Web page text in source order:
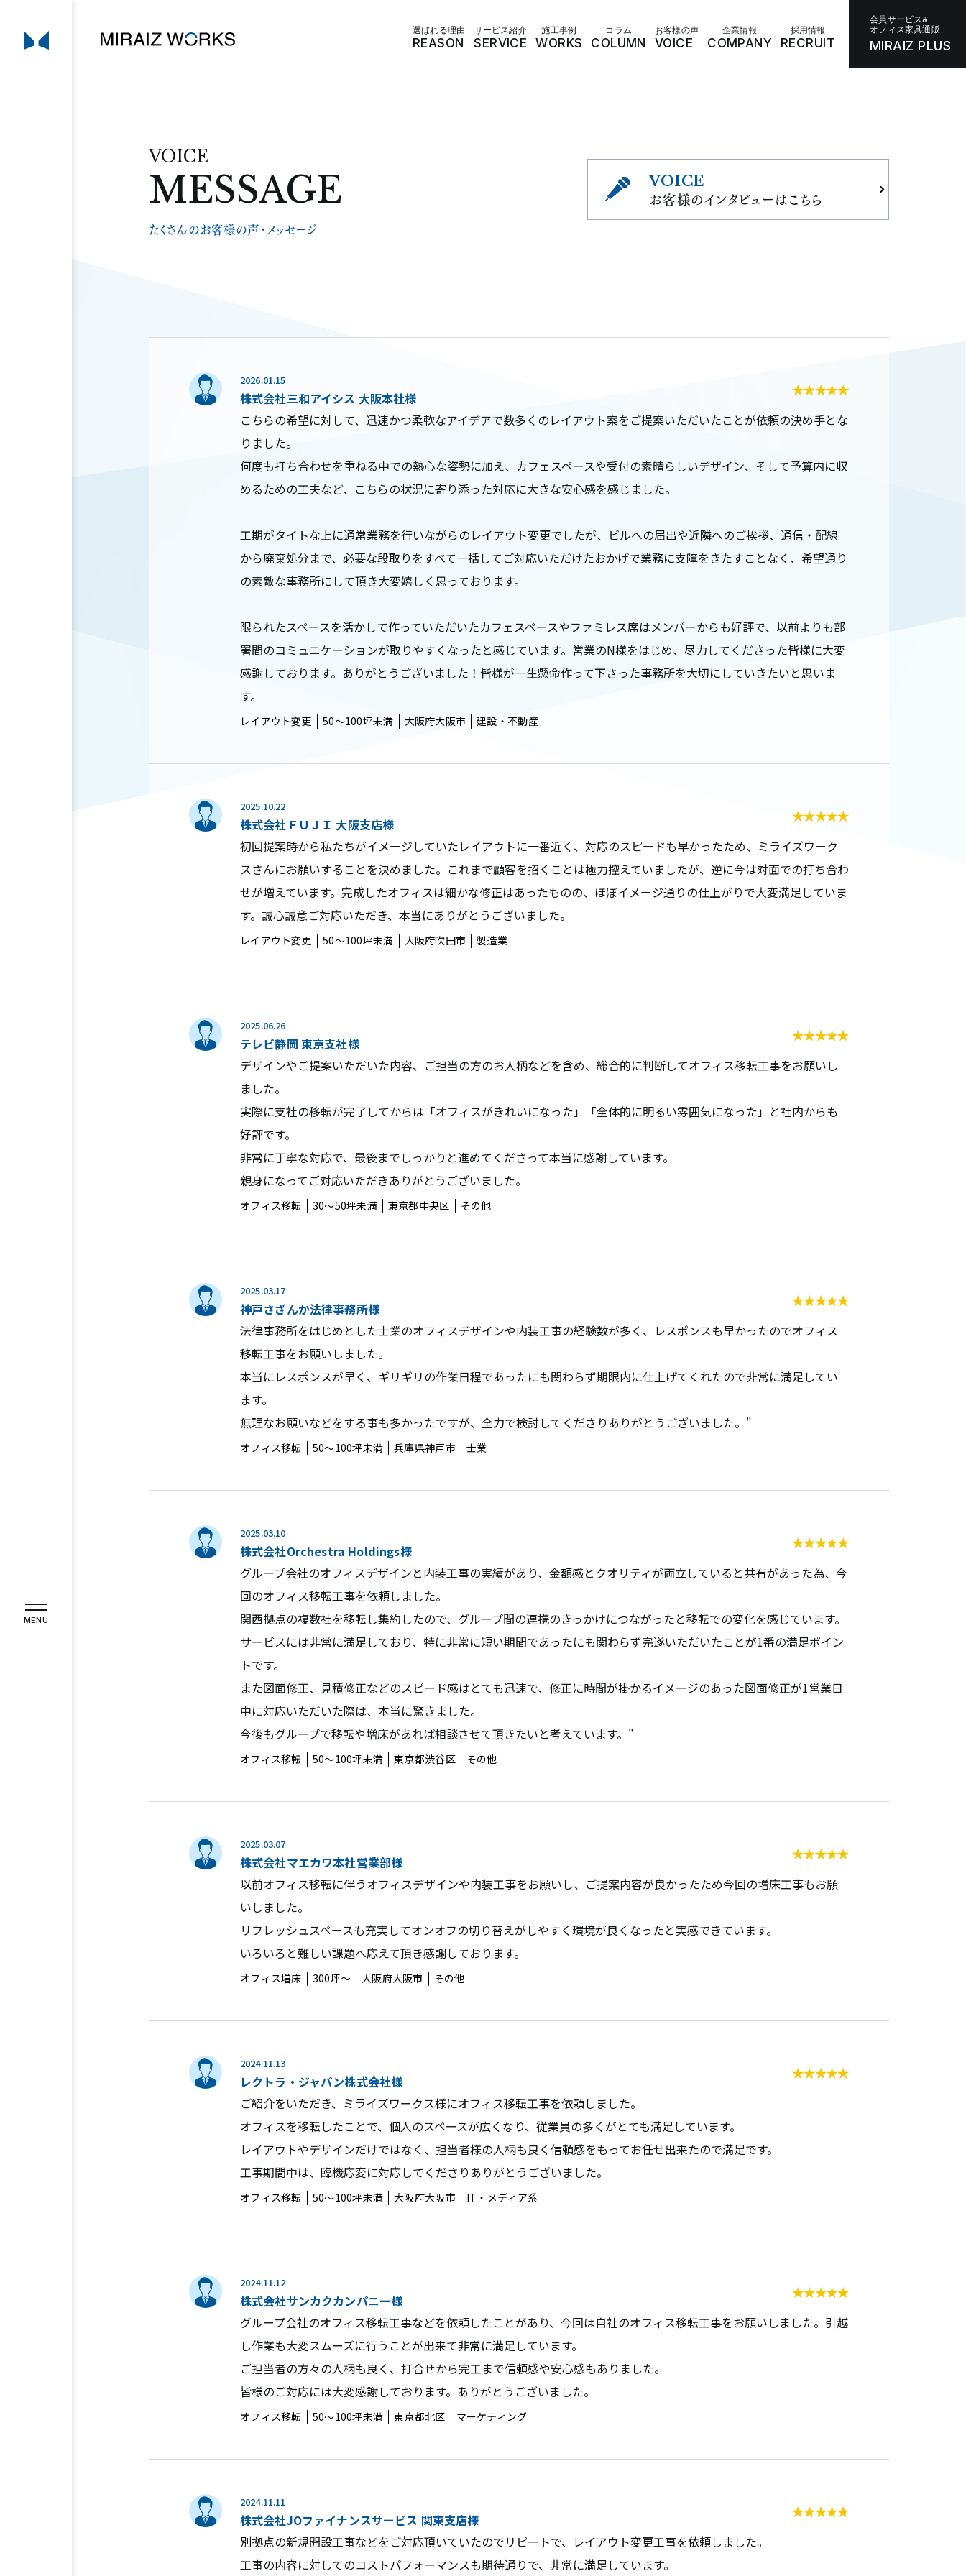
選ばれる理由
REASON
サービス紹介
SERVICE
施工事例
WORKS
コラム
COLUMN
お客様の声
VOICE
企業情報
COMPANY
採用情報
RECRUIT
会員サービス&
オフィス家具通販
MIRAIZ PLUS
MENU
選ばれる理由
サービス内容
WORKS 施工事例
お客様の声
COMPANY 企業情報
企業理念 会社概要 オフィス・アクセス
RECRUIT 採用情報
Instagram Facebook
無料相談・お問い合わせ
MIRAIZ PLUS
ミライズプラス
VOICE
MESSAGE
たくさんのお客様の声・メッセージ
VOICE
お客様のインタビューはこちら
2026.01.15
株式会社三和アイシス 大阪本社様
こちらの希望に対して、迅速かつ柔軟なアイデアで数多くのレイアウト案をご提案いただいたことが依頼の決め手とな
りました。
何度も打ち合わせを重ねる中での熱心な姿勢に加え、カフェスペースや受付の素晴らしいデザイン、そして予算内に収
めるための工夫など、こちらの状況に寄り添った対応に大きな安心感を感じました。
工期がタイトな上に通常業務を行いながらのレイアウト変更でしたが、ビルへの届出や近隣へのご挨拶、通信・配線
から廃棄処分まで、必要な段取りをすべて一括してご対応いただけたおかげで業務に支障をきたすことなく、希望通り
の素敵な事務所にして頂き大変嬉しく思っております。
限られたスペースを活かして作っていただいたカフェスペースやファミレス席はメンバーからも好評で、以前よりも部
署間のコミュニケーションが取りやすくなったと感じています。営業のN様をはじめ、尽力してくださった皆様に大変
感謝しております。ありがとうございました！皆様が一生懸命作って下さった事務所を大切にしていきたいと思いま
す。
レイアウト変更 50〜100坪未満 大阪府大阪市 建設・不動産
2025.10.22
株式会社ＦＵＪＩ 大阪支店様
初回提案時から私たちがイメージしていたレイアウトに一番近く、対応のスピードも早かったため、ミライズワーク
スさんにお願いすることを決めました。これまで顧客を招くことは極力控えていましたが、逆に今は対面での打ち合わ
せが増えています。完成したオフィスは細かな修正はあったものの、ほぼイメージ通りの仕上がりで大変満足していま
す。誠心誠意ご対応いただき、本当にありがとうございました。
レイアウト変更 50〜100坪未満 大阪府吹田市 製造業
2025.06.26
テレビ静岡 東京支社様
デザインやご提案いただいた内容、ご担当の方のお人柄などを含め、総合的に判断してオフィス移転工事をお願いし
ました。
実際に支社の移転が完了してからは「オフィスがきれいになった」「全体的に明るい雰囲気になった」と社内からも
好評です。
非常に丁寧な対応で、最後までしっかりと進めてくださって本当に感謝しています。
親身になってご対応いただきありがとうございました。
オフィス移転 30〜50坪未満 東京都中央区 その他
2025.03.17
神戸さざんか法律事務所様
法律事務所をはじめとした士業のオフィスデザインや内装工事の経験数が多く、レスポンスも早かったのでオフィス
移転工事をお願いしました。
本当にレスポンスが早く、ギリギリの作業日程であったにも関わらず期限内に仕上げてくれたので非常に満足してい
ます。
無理なお願いなどをする事も多かったですが、全力で検討してくださりありがとうございました。"
オフィス移転 50〜100坪未満 兵庫県神戸市 士業
2025.03.10
株式会社Orchestra Holdings様
グループ会社のオフィスデザインと内装工事の実績があり、金額感とクオリティが両立していると共有があった為、今
回のオフィス移転工事を依頼しました。
関西拠点の複数社を移転し集約したので、グループ間の連携のきっかけにつながったと移転での変化を感じています。
サービスには非常に満足しており、特に非常に短い期間であったにも関わらず完遂いただいたことが1番の満足ポイン
トです。
また図面修正、見積修正などのスピード感はとても迅速で、修正に時間が掛かるイメージのあった図面修正が1営業日
中に対応いただいた際は、本当に驚きました。
今後もグループで移転や増床があれば相談させて頂きたいと考えています。"
オフィス移転 50〜100坪未満 東京都渋谷区 その他
2025.03.07
株式会社マエカワ本社営業部様
以前オフィス移転に伴うオフィスデザインや内装工事をお願いし、ご提案内容が良かったため今回の増床工事もお願
いしました。
リフレッシュスペースも充実してオンオフの切り替えがしやすく環境が良くなったと実感できています。
いろいろと難しい課題へ応えて頂き感謝しております。
オフィス増床 300坪〜 大阪府大阪市 その他
2024.11.13
レクトラ・ジャパン株式会社様
ご紹介をいただき、ミライズワークス様にオフィス移転工事を依頼しました。
オフィスを移転したことで、個人のスペースが広くなり、従業員の多くがとても満足しています。
レイアウトやデザインだけではなく、担当者様の人柄も良く信頼感をもってお任せ出来たので満足です。
工事期間中は、臨機応変に対応してくださりありがとうございました。
オフィス移転 50〜100坪未満 大阪府大阪市 IT・メディア系
2024.11.12
株式会社サンカクカンパニー様
グループ会社のオフィス移転工事などを依頼したことがあり、今回は自社のオフィス移転工事をお願いしました。引越
し作業も大変スムーズに行うことが出来て非常に満足しています。
ご担当者の方々の人柄も良く、打合せから完工まで信頼感や安心感もありました。
皆様のご対応には大変感謝しております。ありがとうございました。
オフィス移転 50〜100坪未満 東京都北区 マーケティング
2024.11.11
株式会社JOファイナンスサービス 関東支店様
別拠点の新規開設工事などをご対応頂いていたのでリピートで、レイアウト変更工事を依頼しました。
工事の内容に対してのコストパフォーマンスも期待通りで、非常に満足しています。